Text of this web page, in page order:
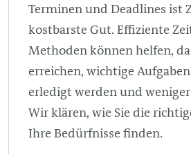
Terminen und Deadlines ist
kostbarste Gut. Effiziente
Methoden können helfen,
erreichen, wichtige
erledigt werden und
Wir klären, wie Sie die
Ihre Bedürfnisse finden.